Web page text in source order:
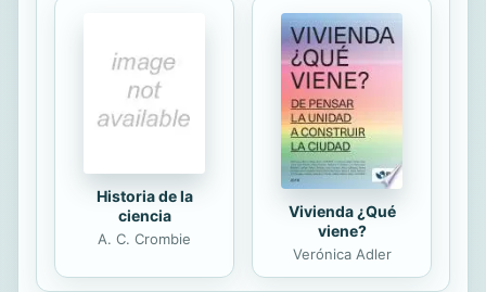
Historia de la
ciencia
A. C. Crombie
Vivienda ¿Qué
viene?
Verónica Adler